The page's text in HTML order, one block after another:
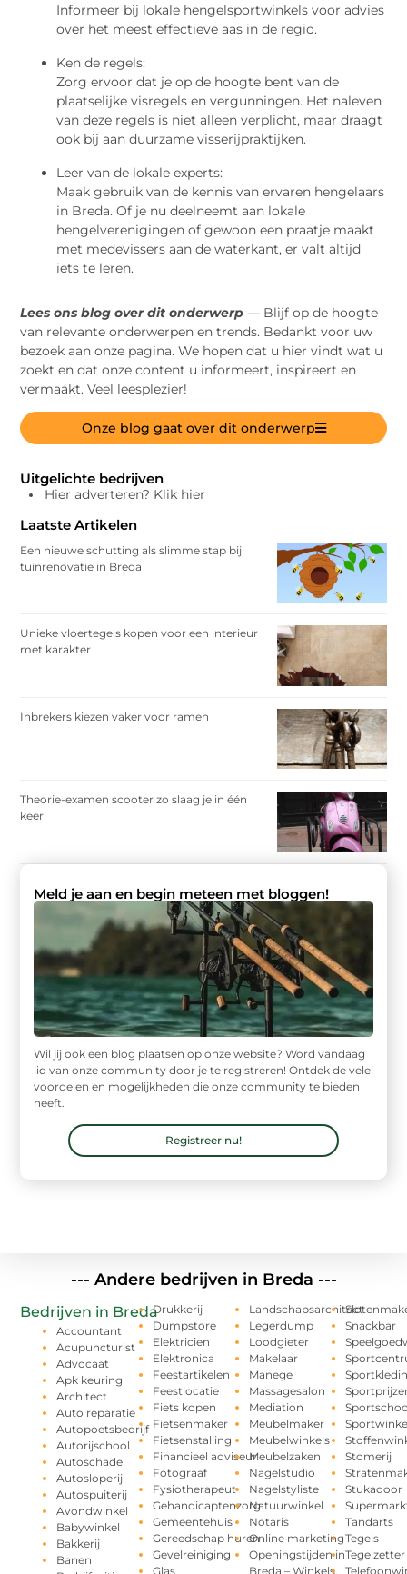
Informeer bij lokale hengelsportwinkels voor advies
over het meest effectieve aas in de regio.
Ken de regels:
Zorg ervoor dat je op de hoogte bent van de
plaatselijke visregels en vergunningen. Het naleven
van deze regels is niet alleen verplicht, maar draagt
ook bij aan duurzame visserijpraktijken.
Leer van de lokale experts:
Maak gebruik van de kennis van ervaren hengelaars
in Breda. Of je nu deelneemt aan lokale
hengelverenigingen of gewoon een praatje maakt
met medevissers aan de waterkant, er valt altijd
iets te leren.
Lees ons blog over dit onderwerp— Blijf op de hoogte
van relevante onderwerpen en trends. Bedankt voor uw
bezoek aan onze pagina. We hopen dat u hier vindt wat u
zoekt en dat onze content u informeert, inspireert en
vermaakt. Veel leesplezier!
Onze blog gaat over dit onderwerp
Uitgelichte bedrijven
Hier adverteren? Klik hier
Laatste Artikelen
Een nieuwe schutting als slimme stap bij
tuinrenovatie in Breda
Unieke vloertegels kopen voor een interieur
met karakter
Inbrekers kiezen vaker voor ramen
Theorie-examen scooter zo slaag je in één
keer
Meld je aan en begin meteen met bloggen!
Wil jij ook een blog plaatsen op onze website? Word vandaag
lid van onze community door je te registreren! Ontdek de vele
voordelen en mogelijkheden die onze community te bieden
heeft.
Registreer nu!
--- Andere bedrijven in Breda ---
Bedrijven in Breda
Accountant
Acupuncturist
Advocaat
Apk keuring
Architect
Auto reparatie
Autopoetsbedrijf
Autorijschool
Autoschade
Autosloperij
Autospuiterij
Avondwinkel
Babywinkel
Bakkerij
Banen
Drukkerij
Dumpstore
Elektricien
Elektronica
Feestartikelen
Feestlocatie
Fiets kopen
Fietsenmaker
Fietsenstalling
Financieel adviseur
Fotograaf
Fysiotherapeut
Gehandicaptenzorg
Gemeentehuis
Gereedschap huren
Gevelreiniging
Glas
Landschapsarchitect
Legerdump
Loodgieter
Makelaar
Manege
Massagesalon
Mediation
Meubelmaker
Meubelwinkels
Meubelzaken
Nagelstudio
Nagelstyliste
Natuurwinkel
Notaris
Online marketing
Openingstijden in
Breda – Winkels,
Snackbar
Stomerij
Stukadoor
Tandarts
Tegels
Tegelzetter